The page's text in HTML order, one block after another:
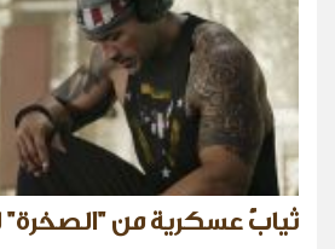
ثيابٌ عسكرية من "الصخرة"